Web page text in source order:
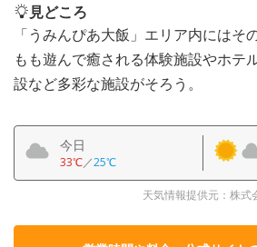
見どころ
「うみんぴあ大飯」エリア内にはそ
もも遊んで癒される体験施設やホテ
設など多彩な施設がそろう。
今日
33℃／25℃
天気情報提供元：株式